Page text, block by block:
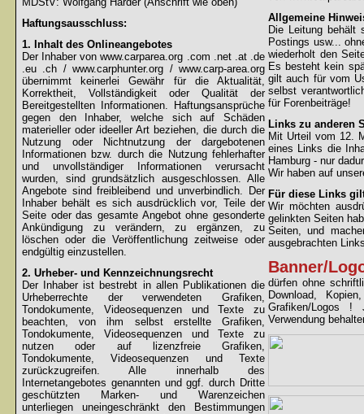
Haftungsausschluss:
1. Inhalt des Onlineangebotes
Der Inhaber von www.carparea.org .com .net .at .de
.eu .ch / www.carphunter.org / www.carp-area.org
übernimmt keinerlei Gewähr für die Aktualität,
Korrektheit, Vollständigkeit oder Qualität der
Bereitgestellten Informationen. Haftungsansprüche
gegen den Inhaber, welche sich auf Schäden
materieller oder ideeller Art beziehen, die durch die
Nutzung oder Nichtnutzung der dargebotenen
Informationen bzw. durch die Nutzung fehlerhafter
und unvollständiger Informationen verursacht
wurden, sind grundsätzlich ausgeschlossen. Alle
Angebote sind freibleibend und unverbindlich. Der
Inhaber behält es sich ausdrücklich vor, Teile der
Seite oder das gesamte Angebot ohne gesonderte
Ankündigung zu verändern, zu ergänzen, zu
löschen oder die Veröffentlichung zeitweise oder
endgültig einzustellen.
2. Urheber- und Kennzeichnungsrecht
Der Inhaber ist bestrebt in allen Publikationen die
Urheberrechte der verwendeten Grafiken,
Tondokumente, Videosequenzen und Texte zu
beachten, von ihm selbst erstellte Grafiken,
Tondokumente, Videosequenzen und Texte zu
nutzen oder auf lizenzfreie Grafiken,
Tondokumente, Videosequenzen und Texte
zurückzugreifen. Alle innerhalb des
Internetangebotes genannten und ggf. durch Dritte
geschützten Marken- und Warenzeichen
unterliegen uneingeschränkt den Bestimmungen
Allgemeine
Die Leitung behält
Postings usw...
wiederholt den
Es besteht kein
gilt auch für vom
selbst
für Forenbeiträge!
Links zu anderen
Mit Urteil vom 12.
eines Links die
Hamburg - nur
Wir haben auf
Für diese Links
Wir möchten
gelinkten Seiten
Seiten, und
ausgebrachten
Banner/
dürfen ohne
Download,
Grafiken/Logos !
Verwendung